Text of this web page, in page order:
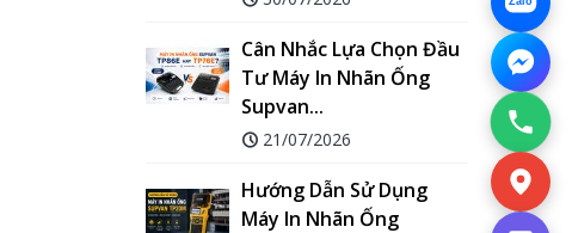
Cân Nhắc Lựa Chọn Đầu
Tư Máy In Nhãn Ống
Supvan...
21/07/2026
Hướng Dẫn Sử Dụng
Máy In Nhãn Ống